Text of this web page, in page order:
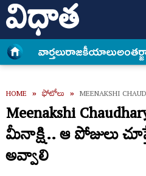
వార్త‌లురాజకీయాలు
HOME » ఫోటోలు » MEENAKSHI
Meenakshi
మీనాక్షి.. ఆ పోజులు
అవ్వాలి